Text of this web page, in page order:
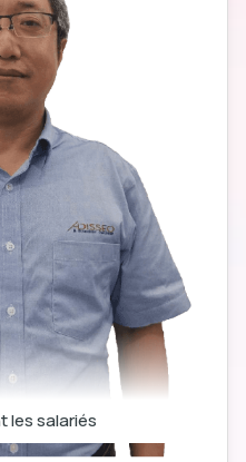
les salariés